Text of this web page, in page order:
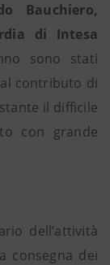
Bauchiero,
di Intesa
sono stati
contributo di
il difficile
con grande
dell’attività
consegna dei